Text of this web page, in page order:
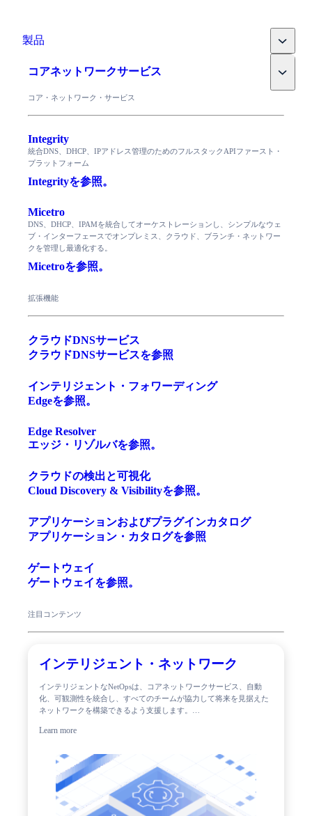
製品
コアネットワークサービス
コア・ネットワーク・サービス
Integrity
統合DNS、DHCP、IPアドレス管理のためのフルスタックAPIファースト・
プラットフォーム
Integrityを参照。
Micetro
DNS、DHCP、IPAMを統合してオーケストレーションし、シンプルなウェ
ブ・インターフェースでオンプレミス、クラウド、ブランチ・ネットワー
クを管理し最適化する。
Micetroを参照。
拡張機能
クラウドDNSサービス
クラウドDNSサービスを参照
インテリジェント・フォワーディング
Edgeを参照。
Edge Resolver
エッジ・リゾルバを参照。
クラウドの検出と可視化
Cloud Discovery & Visibilityを参照。
アプリケーションおよびプラグインカタログ
アプリケーション・カタログを参照
ゲートウェイ
ゲートウェイを参照。
注目コンテンツ
インテリジェント・ネットワーク
インテリジェントなNetOpsは、コアネットワークサービス、自動
化、可観測性を統合し、すべてのチームが協力して将来を見据えた
ネットワークを構築できるよう支援します。…
Learn more